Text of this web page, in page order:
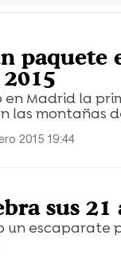
paquete
Madrid la
las montañas
2015 19:44
sus 21
un escaparate